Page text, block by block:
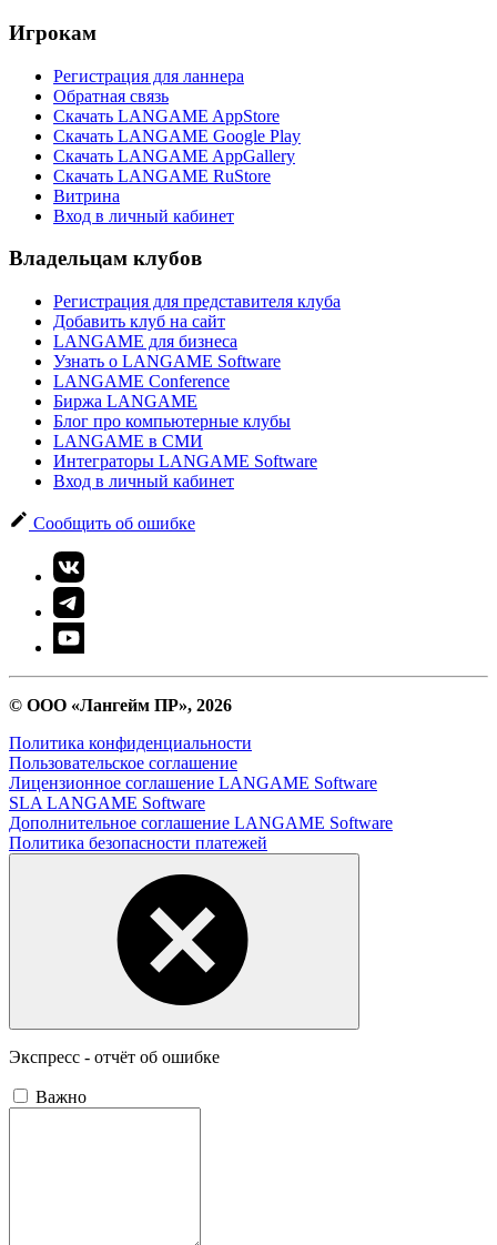
Игрокам
Регистрация для ланнера
Обратная связь
Скачать LANGAME AppStore
Скачать LANGAME Google Play
Скачать LANGAME AppGallery
Скачать LANGAME RuStore
Витрина
Вход в личный кабинет
Владельцам клубов
Регистрация для представителя клуба
Добавить клуб на сайт
LANGAME для бизнеса
Узнать о LANGAME Software
LANGAME Conference
Биржа LANGAME
Блог про компьютерные клубы
LANGAME в СМИ
Интеграторы LANGAME Software
Вход в личный кабинет
Сообщить об ошибке
© ООО «Лангейм ПР», 2026
Политика конфиденциальности
Пользовательское соглашение
Лицензионное соглашение LANGAME Software
SLA LANGAME Software
Дополнительное соглашение LANGAME Software
Политика безопасности платежей
Экспресс - отчёт об ошибке
Важно